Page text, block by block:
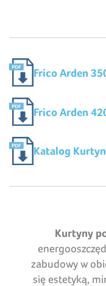
Frico Arden
Frico Arden
Katalog
Kurtyny
zabudowy w
się estetyką,